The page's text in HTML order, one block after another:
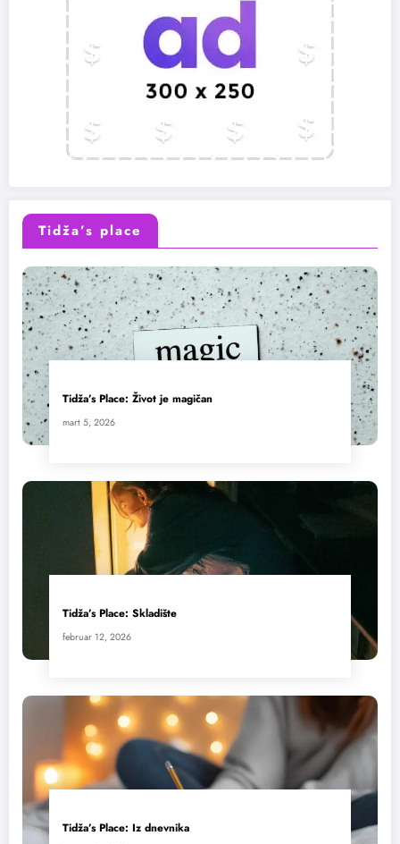
Tidža’s place
Tidža’s Place: Život je magičan
mart 5, 2026
Tidža’s Place: Skladište
februar 12, 2026
Tidža’s Place: Iz dnevnika